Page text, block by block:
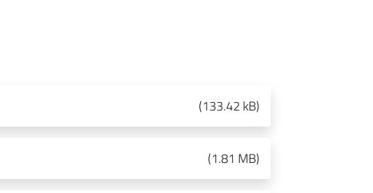
(133.42 kB)
(1.81 MB)